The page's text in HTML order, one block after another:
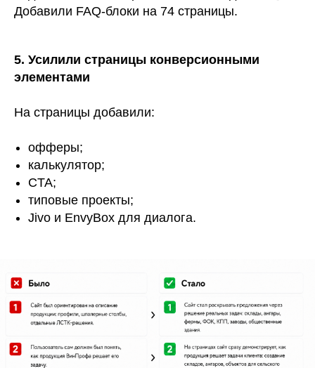
Добавили FAQ-блоки на 74 страницы.
5. Усилили страницы конверсионными
элементами
На страницы добавили:
офферы;
калькулятор;
CTA;
типовые проекты;
Jivo и EnvyBox для диалога.